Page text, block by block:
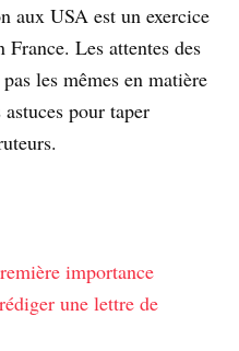
aux USA est un exercice
Les attentes des
les mêmes en matière
pour taper
importance
une lettre de